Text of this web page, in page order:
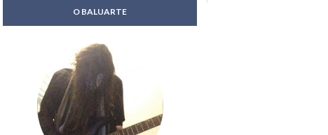
O BALUARTE